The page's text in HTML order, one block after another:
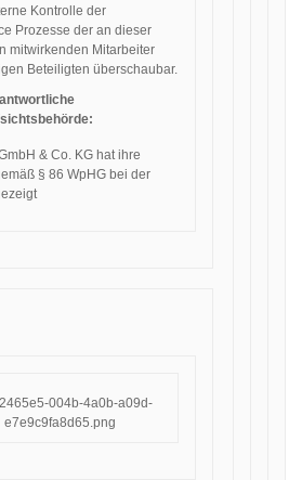
Kontrolle der
Prozesse der an dieser
mitwirkenden Mitarbeiter
Beteiligten überschaubar.
& Co. KG hat ihre
§ 86 WpHG bei der